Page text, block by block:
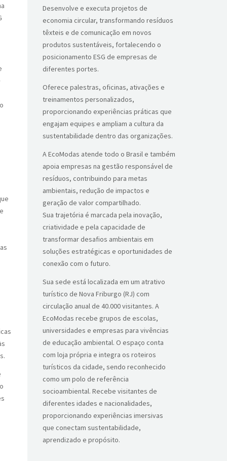
Desenvolve e executa projetos de
economia circular, transformando resíduos
têxteis e de comunicação em novos
produtos sustentáveis, fortalecendo o
posicionamento ESG de empresas de
diferentes portes.
Oferece palestras, oficinas, ativações e
treinamentos personalizados,
proporcionando experiências práticas que
engajam equipes e ampliam a cultura da
sustentabilidade dentro das organizações.
A EcoModas atende todo o Brasil e também
apoia empresas na gestão responsável de
resíduos, contribuindo para metas
ambientais, redução de impactos e
geração de valor compartilhado.
Sua trajetória é marcada pela inovação,
criatividade e pela capacidade de
transformar desafios ambientais em
soluções estratégicas e oportunidades de
conexão com o futuro.
Sua sede está localizada em um atrativo
turístico de Nova Friburgo (RJ) com
circulação anual de 40.000 visitantes. A
EcoModas recebe grupos de escolas,
universidades e empresas para vivências
de educação ambiental. O espaço conta
com loja própria e integra os roteiros
turísticos da cidade, sendo reconhecido
como um polo de referência
socioambiental. Recebe visitantes de
diferentes idades e nacionalidades,
proporcionando experiências imersivas
que conectam sustentabilidade,
aprendizado e propósito.